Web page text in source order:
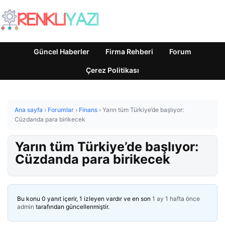
Güncel Haberler Firma Rehberi Forum
Çerez Politikası
Ana sayfa › Forumlar › Finans › Yarın tüm Türkiye’de başlıyor:
Cüzdanda para birikecek
Yarın tüm Türkiye’de başlıyor:
Cüzdanda para birikecek
Bu konu 0 yanıt içerir, 1 izleyen vardır ve en son 1 ay 1 hafta önce
admin tarafından güncellenmiştir.